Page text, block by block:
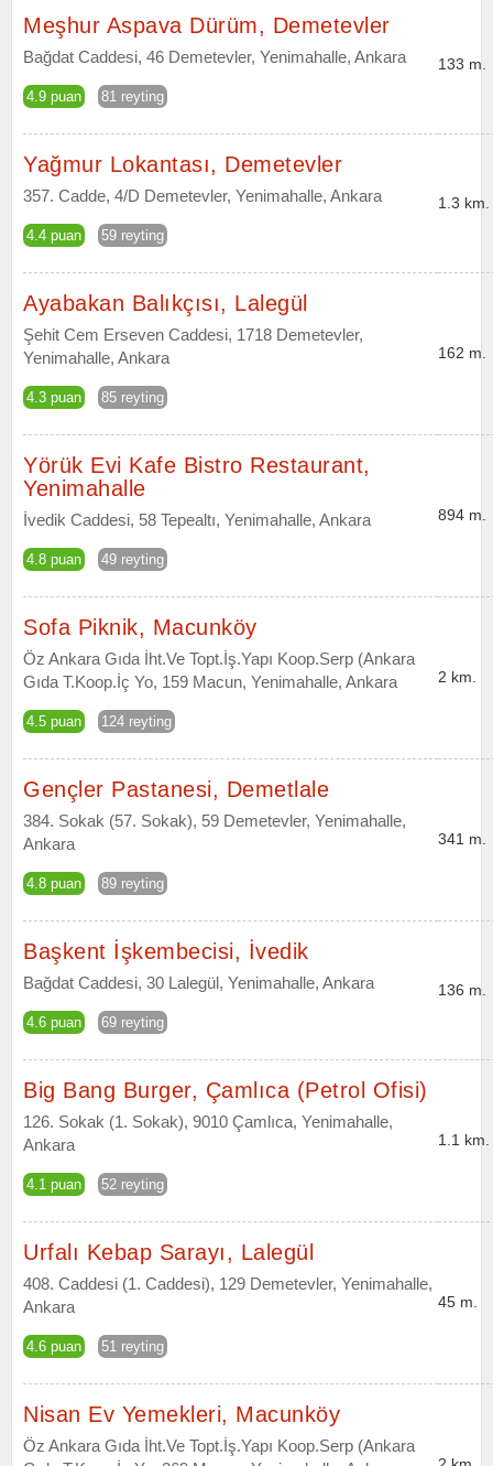
Meşhur Aspava Dürüm, Demetevler
Bağdat Caddesi, 46 Demetevler, Yenimahalle, Ankara
4.9 puan 81 reyting
133 m.
Yağmur Lokantası, Demetevler
357. Cadde, 4/D Demetevler, Yenimahalle, Ankara
4.4 puan 59 reyting
1.3 km.
Ayabakan Balıkçısı, Lalegül
Şehit Cem Erseven Caddesi, 1718 Demetevler,
Yenimahalle, Ankara
4.3 puan 85 reyting
162 m.
Yörük Evi Kafe Bistro Restaurant,
Yenimahalle
İvedik Caddesi, 58 Tepealtı, Yenimahalle, Ankara
4.8 puan 49 reyting
894 m.
Sofa Piknik, Macunköy
Öz Ankara Gıda İht.Ve Topt.İş.Yapı Koop.Serp (Ankara
Gıda T.Koop.İç Yo, 159 Macun, Yenimahalle, Ankara
4.5 puan 124 reyting
2 km.
Gençler Pastanesi, Demetlale
384. Sokak (57. Sokak), 59 Demetevler, Yenimahalle,
Ankara
4.8 puan 89 reyting
341 m.
Başkent İşkembecisi, İvedik
Bağdat Caddesi, 30 Lalegül, Yenimahalle, Ankara
4.6 puan 69 reyting
136 m.
Big Bang Burger, Çamlıca (Petrol Ofisi)
126. Sokak (1. Sokak), 9010 Çamlıca, Yenimahalle,
Ankara
4.1 puan 52 reyting
1.1 km.
Urfalı Kebap Sarayı, Lalegül
408. Caddesi (1. Caddesi), 129 Demetevler, Yenimahalle,
Ankara
4.6 puan 51 reyting
45 m.
Nisan Ev Yemekleri, Macunköy
Öz Ankara Gıda İht.Ve Topt.İş.Yapı Koop.Serp (Ankara